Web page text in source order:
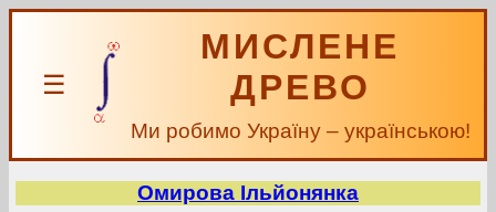
☰
МИСЛЕНЕ
ДРЕВО
Ми робимо Україну – українською!
Омирова Ільйонянка